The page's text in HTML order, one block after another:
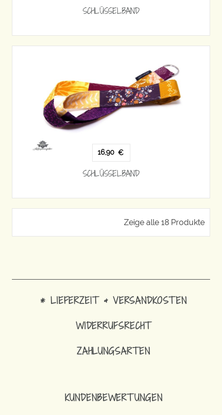
SCHLÜSSELBAND
16,90 €
SCHLÜSSELBAND
Zeige alle 18 Produkte
* LIEFERZEIT & VERSANDKOSTEN
WIDERRUFSRECHT
ZAHLUNGSARTEN
KUNDENBEWERTUNGEN